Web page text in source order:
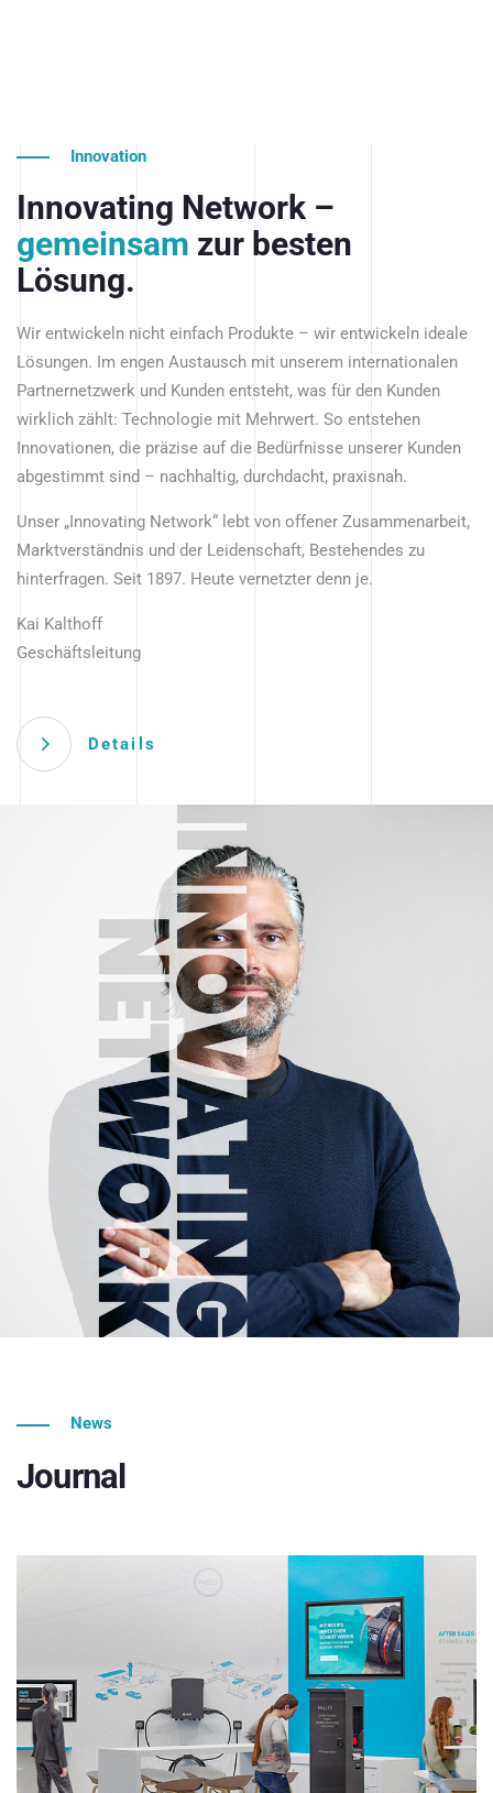
Innovation
Innovating Network –
gemeinsam zur besten
Lösung.
Wir entwickeln nicht einfach Produkte – wir entwickeln ideale
Lösungen. Im engen Austausch mit unserem internationalen
Partnernetzwerk und Kunden entsteht, was für den Kunden
wirklich zählt: Technologie mit Mehrwert. So entstehen
Innovationen, die präzise auf die Bedürfnisse unserer Kunden
abgestimmt sind – nachhaltig, durchdacht, praxisnah.
Unser „Innovating Network“ lebt von offener Zusammenarbeit,
Marktverständnis und der Leidenschaft, Bestehendes zu
hinterfragen. Seit 1897. Heute vernetzter denn je.
Kai Kalthoff
Geschäftsleitung
Details
News
Journal